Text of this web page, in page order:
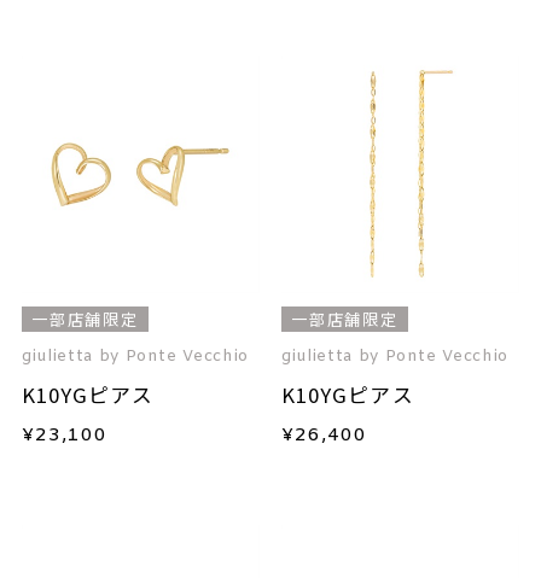
一部店舗限定
giulietta by Ponte Vecchio
K10YGピアス
¥23,100
一部店舗限定
giulietta by Ponte Vecchio
K10YGピアス
¥26,400